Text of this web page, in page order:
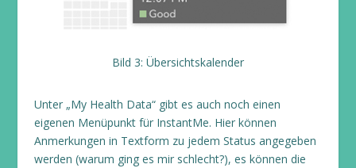
Bild 3: Übersichtskalender
Unter „My Health Data“ gibt es auch noch einen
eigenen Menüpunkt für InstantMe. Hier können
Anmerkungen in Textform zu jedem Status angegeben
werden (warum ging es mir schlecht?), es können die